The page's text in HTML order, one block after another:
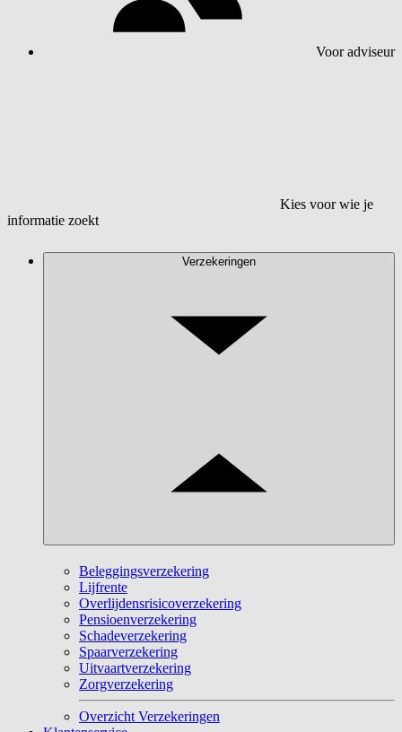
Voor adviseur
Kies voor wie je
informatie zoekt
Verzekeringen
Beleggingsverzekering
Lijfrente
Overlijdensrisicoverzekering
Pensioenverzekering
Schadeverzekering
Spaarverzekering
Uitvaartverzekering
Zorgverzekering
Overzicht Verzekeringen